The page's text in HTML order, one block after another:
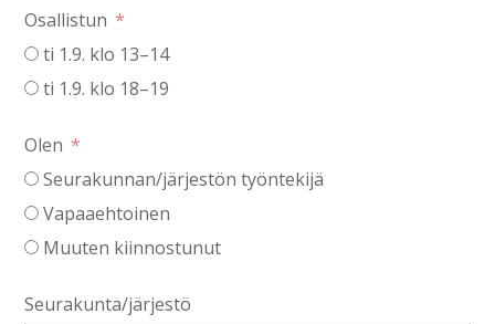
Osallistun
ti 1.9. klo 13–14
ti 1.9. klo 18–19
Olen
Seurakunnan/järjestön työntekijä
Vapaaehtoinen
Muuten kiinnostunut
Seurakunta/järjestö